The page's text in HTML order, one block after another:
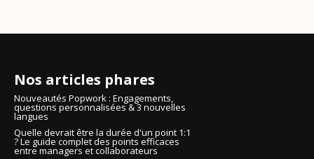
Nos articles phares
Nouveautés Popwork : Engagements,
questions personnalisées & 3 nouvelles
langues
Quelle devrait être la durée d'un point 1:1
? Le guide complet des points efficaces
entre managers et collaborateurs